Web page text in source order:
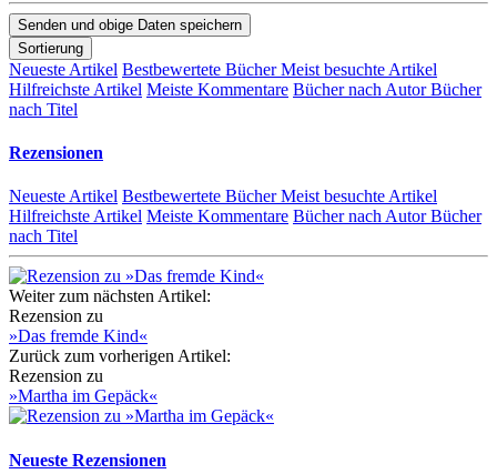
Sortierung
Neueste Artikel Bestbewertete BücherMeist besuchte Artikel
Hilfreichste Artikel Meiste Kommentare Bücher nach AutorBücher
nach Titel
Rezensionen
Neueste Artikel Bestbewertete BücherMeist besuchte Artikel
Hilfreichste Artikel Meiste Kommentare Bücher nach AutorBücher
nach Titel
Weiter zum nächsten Artikel:
Rezension zu
»Das fremde Kind«
Zurück zum vorherigen Artikel:
Rezension zu
»Martha im Gepäck«
Neueste Rezensionen